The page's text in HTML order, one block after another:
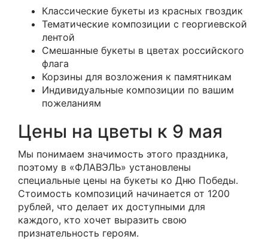
Классические букеты из красных гвоздик
Тематические композиции с георгиевской
лентой
Смешанные букеты в цветах российского
флага
Корзины для возложения к памятникам
Индивидуальные композиции по вашим
пожеланиям
Цены на цветы к 9 мая
Мы понимаем значимость этого праздника,
поэтому в «ФЛАВЭЛЬ» установлены
специальные цены на букеты ко Дню Победы.
Стоимость композиций начинается от 1200
рублей, что делает их доступными для
каждого, кто хочет выразить свою
признательность героям.